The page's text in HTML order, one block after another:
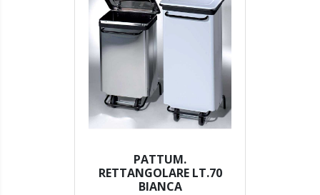
PATTUM.
RETTANGOLARE LT.70
BIANCA